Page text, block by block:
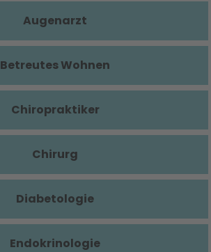
Augenarzt
Betreutes Wohnen
Chiropraktiker
Chirurg
Diabetologie
Endokrinologie